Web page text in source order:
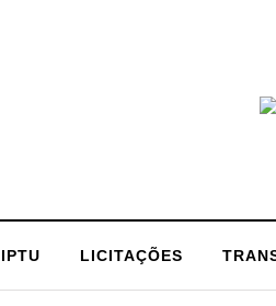
IPTU LICITAÇÕES